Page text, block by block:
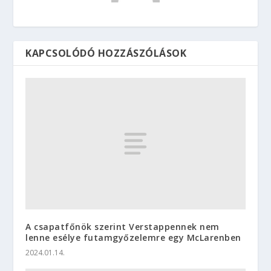
KAPCSOLÓDÓ HOZZÁSZÓLÁSOK
A csapatfőnök szerint Verstappennek nem
lenne esélye futamgyőzelemre egy McLarenben
2024.01.14.